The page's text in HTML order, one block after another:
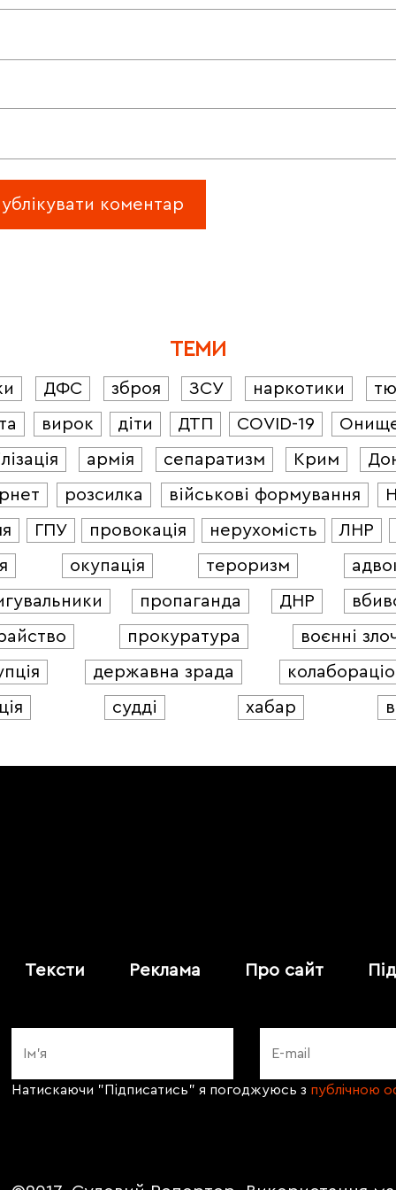
ТЕМИ
ДФС зброя ЗСУ наркотики
вирок діти ДТП COVID-19
армія сепаратизм Крим
розсилка військові формування
ГПУ провокація нерухомість
ЛНР
окупація тероризм
пропаганда ДНР
прокуратура
воєнні
державна зрада
судді хабар
Тексти Реклама Про сайт
Натискаючи "Підписатись" я погоджуюсь з публічною